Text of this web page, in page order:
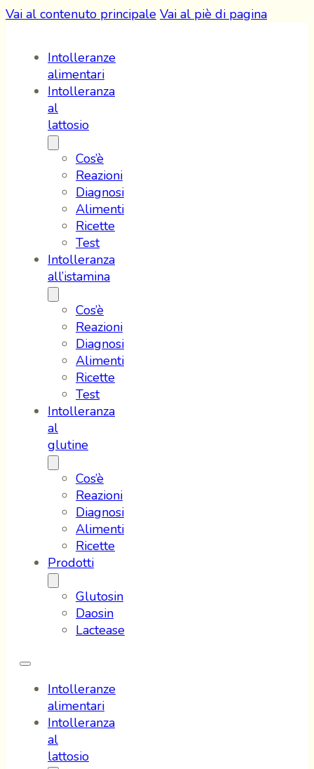
Vai al contenuto principale Vai al piè di pagina
Intolleranze
alimentari
Intolleranza
al
lattosio
Cos’è
Reazioni
Diagnosi
Alimenti
Ricette
Test
Intolleranza
all’istamina
Cos’è
Reazioni
Diagnosi
Alimenti
Ricette
Test
Intolleranza
al
glutine
Cos’è
Reazioni
Diagnosi
Alimenti
Ricette
Prodotti
Glutosin
Daosin
Lactease
Intolleranze
alimentari
Intolleranza
al
lattosio